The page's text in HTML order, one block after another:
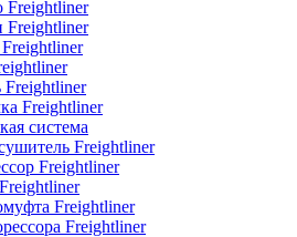
Freightliner
Freightliner
Freightliner
система
Freightliner
Freightliner
Freightliner
Freightliner